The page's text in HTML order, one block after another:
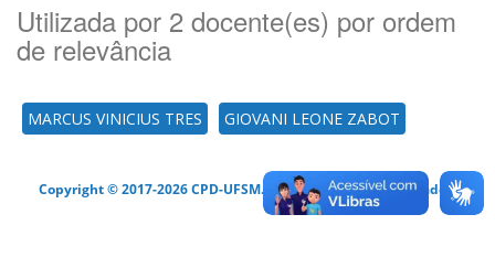
Utilizada por 2 docente(es) por ordem
de relevância
MARCUS VINICIUS TRES GIOVANI LEONE ZABOT
Copyright © 2017-2026 CPD-UFSM. Todos os direitos reservados.